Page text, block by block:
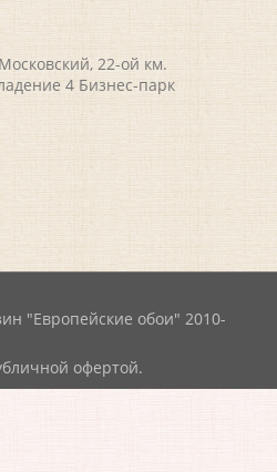
22-ой км.
4 Бизнес-парк
"Европейские обои" 2010-
офертой.